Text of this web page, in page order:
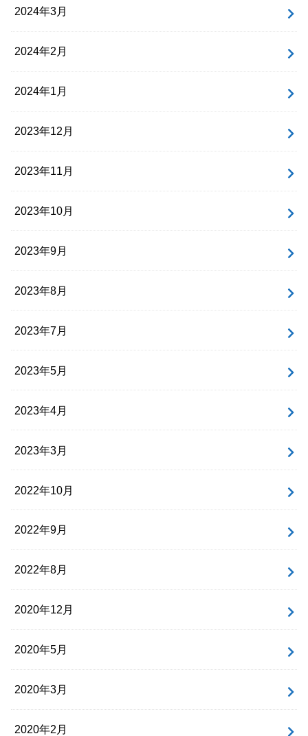
2024年3月
2024年2月
2024年1月
2023年12月
2023年11月
2023年10月
2023年9月
2023年8月
2023年7月
2023年5月
2023年4月
2023年3月
2022年10月
2022年9月
2022年8月
2020年12月
2020年5月
2020年3月
2020年2月